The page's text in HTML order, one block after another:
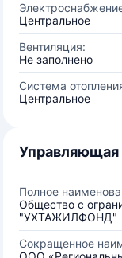
Центральное
Вентиляция:
Не заполнено
Система
Центральное
Управляющая
Полное
Общество с
"УХТАЖИЛФОНД"
Сокращенное